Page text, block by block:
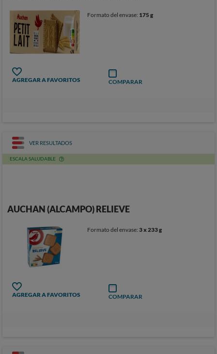
Formato del envase: 175 g
AGREGAR A FAVORITOS COMPARAR
VER RESULTADOS
ESCALA SALUDABLE
AUCHAN (ALCAMPO) RELIEVE
Formato del envase:3 x 233 g
AGREGAR A FAVORITOS COMPARAR